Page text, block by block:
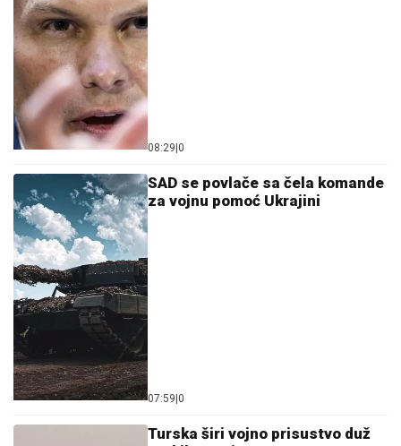
08:29|0
SAD se povlače sa čela komande
za vojnu pomoć Ukrajini
07:59|0
Turska širi vojno prisustvo duž